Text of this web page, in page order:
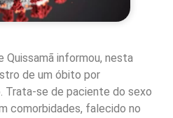
Quissamã informou, nesta
de um óbito por
Trata-se de paciente do sexo
comorbidades, falecido no